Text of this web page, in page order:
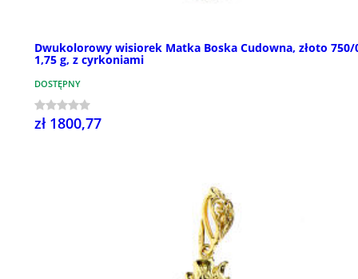
Dwukolorowy wisiorek Matka Boska Cudowna, złoto 750/
1,75 g, z cyrkoniami
DOSTĘPNY
zł 1800,77